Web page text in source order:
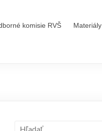
komisie RVŠ Materiály